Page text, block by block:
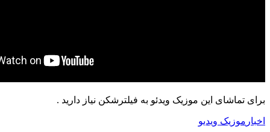
برای تماشای این موزیک ویدئو به فیلترشکن نیاز دارید .
اخبار موزیک ویدیو